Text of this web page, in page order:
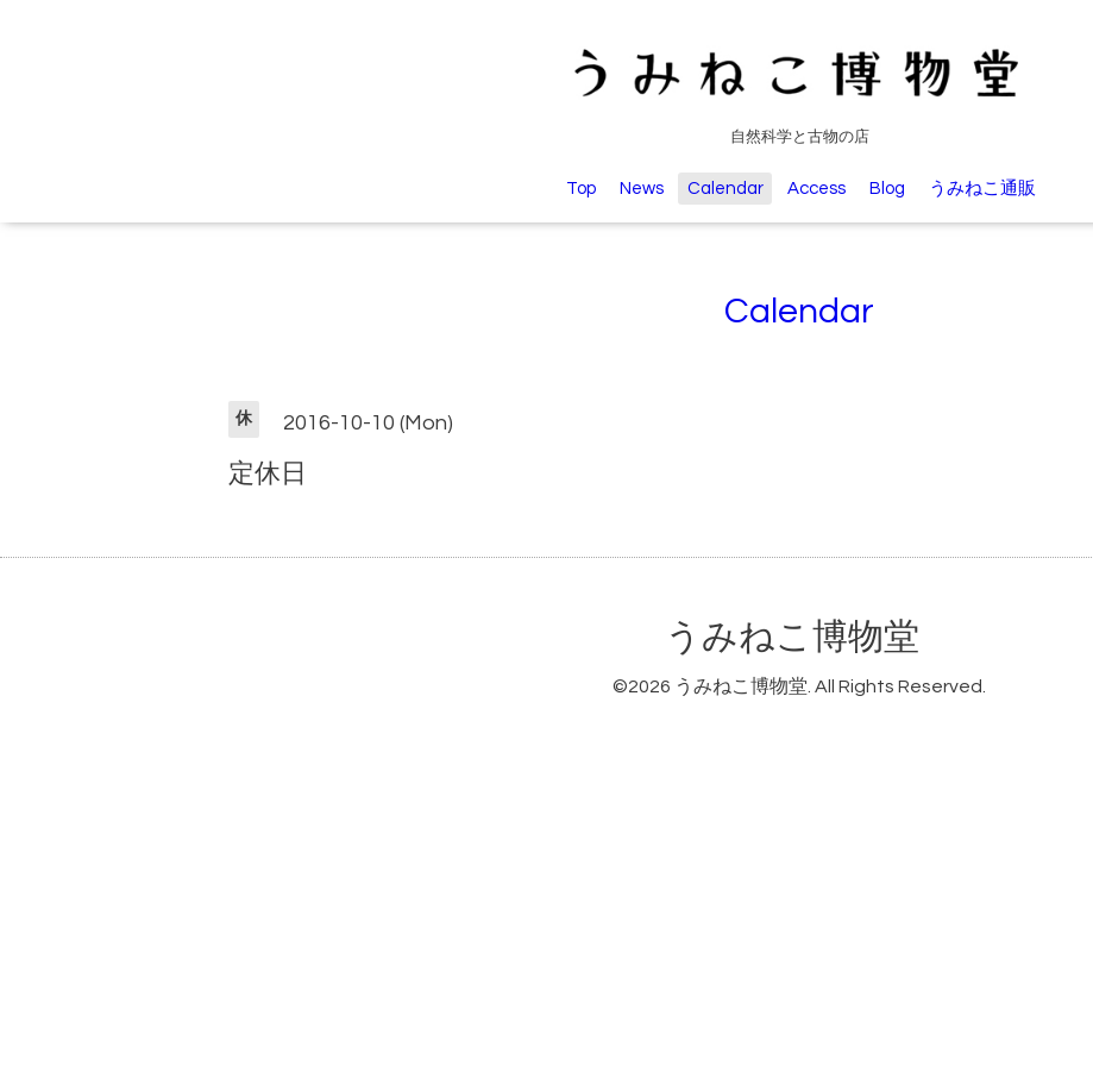
自然科学と古物の店
Top News Calendar Access Blog うみねこ通販
Calendar
休 2016-10-10 (Mon)
定休日
うみねこ博物堂
©2026 うみねこ博物堂. All Rights Reserved.